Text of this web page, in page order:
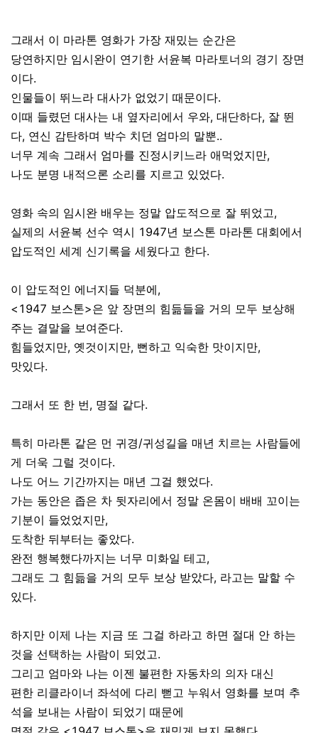
그래서 이 마라톤 영화가 가장 재밌는 순간은
당연하지만 임시완이 연기한 서윤복 마라토너의 경기 장면
이다.
인물들이 뛰느라 대사가 없었기 때문이다.
이때 들렸던 대사는 내 옆자리에서 우와, 대단하다, 잘 뛴
다, 연신 감탄하며 박수 치던 엄마의 말뿐..
너무 계속 그래서 엄마를 진정시키느라 애먹었지만,
나도 분명 내적으론 소리를 지르고 있었다.
영화 속의 임시완 배우는 정말 압도적으로 잘 뛰었고,
실제의 서윤복 선수 역시 1947년 보스톤 마라톤 대회에서
압도적인 세계 신기록을 세웠다고 한다.
이 압도적인 에너지들 덕분에,
<1947 보스톤>은 앞 장면의 힘듦들을 거의 모두 보상해
주는 결말을 보여준다.
힘들었지만, 옛것이지만, 뻔하고 익숙한 맛이지만,
맛있다.
그래서 또 한 번, 명절 같다.
특히 마라톤 같은 먼 귀경/귀성길을 매년 치르는 사람들에
게 더욱 그럴 것이다.
나도 어느 기간까지는 매년 그걸 했었다.
가는 동안은 좁은 차 뒷자리에서 정말 온몸이 배배 꼬이는
기분이 들었었지만,
도착한 뒤부터는 좋았다.
완전 행복했다까지는 너무 미화일 테고,
그래도 그 힘듦을 거의 모두 보상 받았다, 라고는 말할 수
있다.
하지만 이제 나는 지금 또 그걸 하라고 하면 절대 안 하는
것을 선택하는 사람이 되었고.
그리고 엄마와 나는 이젠 불편한 자동차의 의자 대신
편한 리클라이너 좌석에 다리 뻗고 누워서 영화를 보며 추
석을 보내는 사람이 되었기 때문에